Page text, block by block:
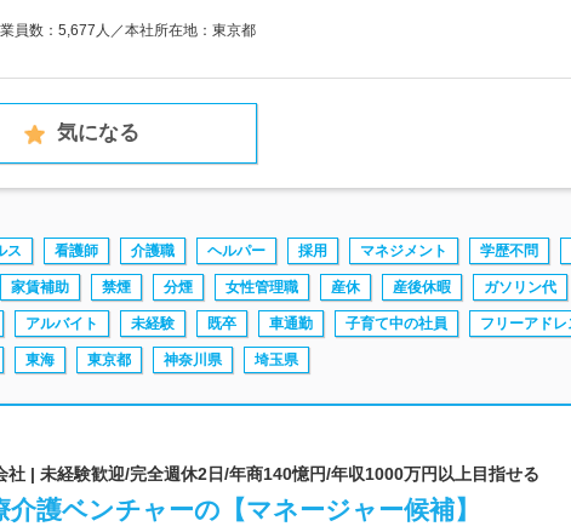
員数：5,677人／本社所在地：東京都
気になる
ス 看護師 介護職 ヘルパー 採用 マネジメント 学歴不問
家賃補助 禁煙 分煙 女性管理職 産休 産後休暇 ガソリン代
アルバイト 未経験 既卒 車通勤 子育て中の社員 フリーアドレ
東海 東京都 神奈川県 埼玉県
社 | 未経験歓迎/完全週休2日/年商140憶円/年収1000万円以上目指せる
護ベンチャーの【マネージャー候補】